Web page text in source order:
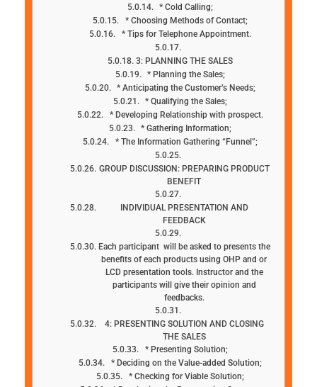
* Cold Calling;
* Choosing Methods of Contact;
* Tips for Telephone Appointment.
3: PLANNING THE SALES
* Planning the Sales;
* Anticipating the Customer’s Needs;
* Qualifying the Sales;
* Developing Relationship with prospect.
* Gathering Information;
* The Information Gathering “Funnel”;
GROUP DISCUSSION: PREPARING PRODUCT
BENEFIT
INDIVIDUAL PRESENTATION AND
FEEDBACK
Each participant will be asked to presents the
benefits of each products using OHP and or
LCD presentation tools. Instructor and the
participants will give their opinion and
feedbacks.
4: PRESENTING SOLUTION AND CLOSING
THE SALES
* Presenting Solution;
* Deciding on the Value-added Solution;
* Checking for Viable Solution;